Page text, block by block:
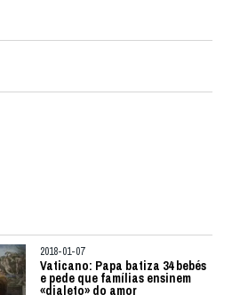
2018-01-07
Vaticano: Papa batiza 34 bebés
e pede que famílias ensinem
«dialeto» do amor